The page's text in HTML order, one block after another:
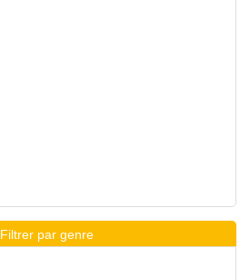
Filtrer par genre